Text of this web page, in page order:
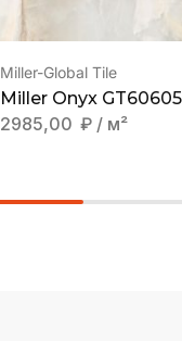
Miller-Global Tile
Miller Onyx
2985,00 ₽ / м²